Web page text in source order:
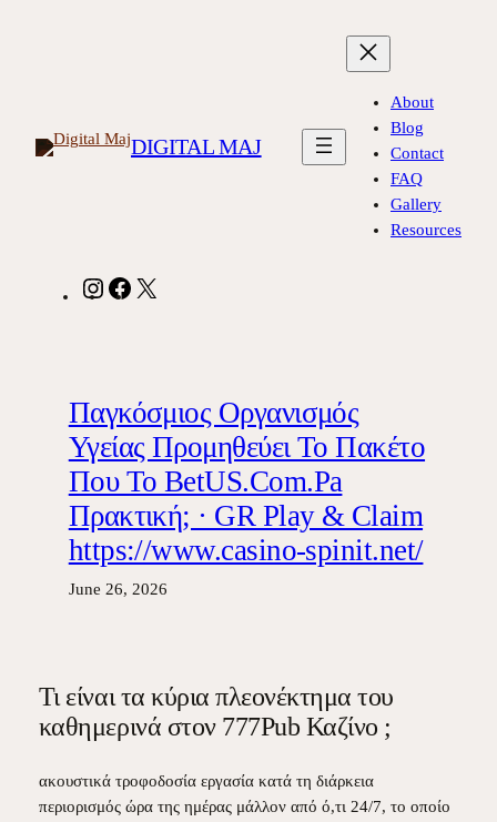
DIGITAL MAJ
About
Blog
Contact
FAQ
Gallery
Resources
InstagramFacebook
Παγκόσμιος Οργανισμός
Υγείας Προμηθεύει Το Πακέτο
Που Το BetUS.Com.Pa
Πρακτική; · GR Play & Claim
https://www.casino-spinit.net/
June 26, 2026
Τι είναι τα κύρια πλεονέκτημα του
καθημερινά στον 777Pub Καζίνο ;
ακουστικά τροφοδοσία εργασία κατά τη διάρκεια
περιορισμός ώρα της ημέρας μάλλον από ό,τι 24/7, το οποίο